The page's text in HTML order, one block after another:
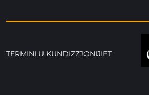
TERMINI U KUNDIZZJONIJIET